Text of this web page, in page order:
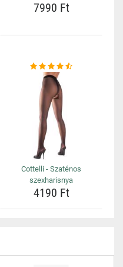
7990 Ft
Cottelli - Szaténos
szexharisnya
4190 Ft